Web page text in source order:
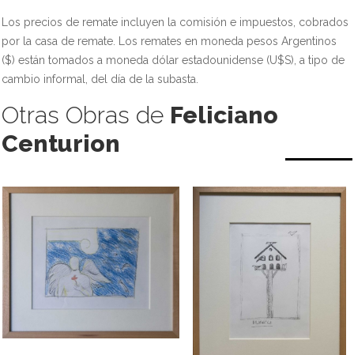
Los precios de remate incluyen la comisión e impuestos, cobrados
por la casa de remate. Los remates en moneda pesos Argentinos
($) están tomados a moneda dólar estadounidense (U$S), a tipo de
cambio informal, del día de la subasta.
Otras Obras de Feliciano
Centurion